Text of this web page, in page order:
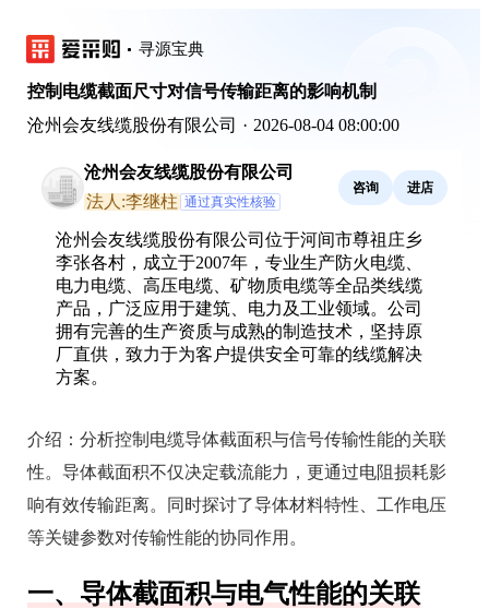
寻源宝典
控制电缆截面尺寸对信号传输距离的影响机制
沧州会友线缆股份有限公司 · 2026-08-04 08:00:00
沧州会友线缆股份有限公司
法人:李继柱 通过真实性核验
咨询 进店
沧州会友线缆股份有限公司位于河间市尊祖庄乡
李张各村，成立于2007年，专业生产防火电缆、
电力电缆、高压电缆、矿物质电缆等全品类线缆
产品，广泛应用于建筑、电力及工业领域。公司
拥有完善的生产资质与成熟的制造技术，坚持原
厂直供，致力于为客户提供安全可靠的线缆解决
方案。
介绍： 分析控制电缆导体截面积与信号传输性能的关联
性。导体截面积不仅决定载流能力，更通过电阻损耗影
响有效传输距离。同时探讨了导体材料特性、工作电压
等关键参数对传输性能的协同作用。
一、导体截面积与电气性能的关联